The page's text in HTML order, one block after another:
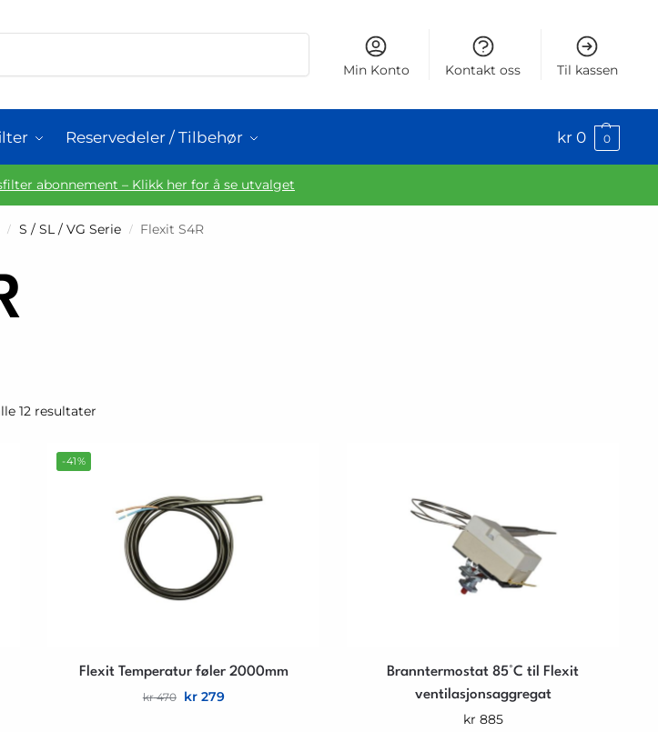
Min Konto Kontakt oss Til kassen
Reservedeler / Tilbehør kr 0 0
abonnement – Klikk her for å se utvalget
/ S / SL / VG Serie / Flexit S4R
12 resultater
-41%
Flexit Temperatur føler 2000mm
kr470 kr279
Branntermostat 85°C til Flexit
ventilasjonsaggregat
kr 885